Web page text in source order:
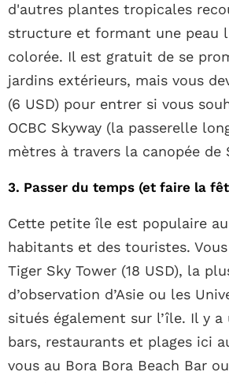
d'autres plantes tropicales
structure et formant une peau
colorée. Il est gratuit de se
jardins extérieurs, mais vous
(6 USD) pour entrer si vous
OCBC Skyway (la passerelle
mètres à travers la canopée de
3. Passer du temps (et faire la
Cette petite île est populaire
habitants et des touristes.
Tiger Sky Tower (18 USD), la
d’observation d’Asie ou les
situés également sur l’île. Il y
bars, restaurants et plages ici
vous au Bora Bora Beach Bar